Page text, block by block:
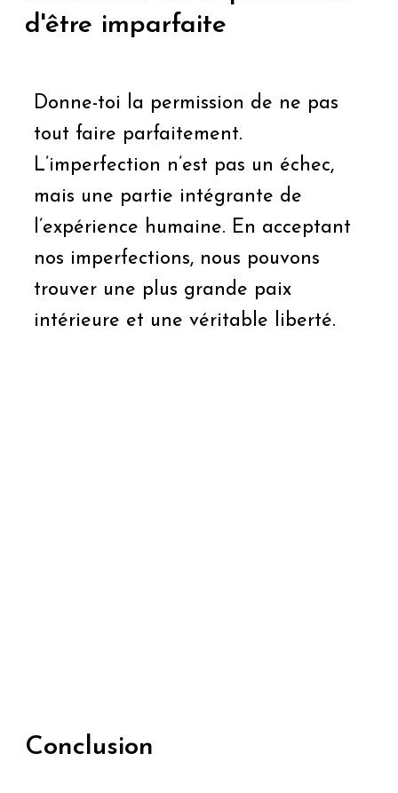
d'être imparfaite
Donne-toi la permission de ne pas
tout faire parfaitement.
L’imperfection n’est pas un échec,
mais une partie intégrante de
l’expérience humaine. En acceptant
nos imperfections, nous pouvons
trouver une plus grande paix
intérieure et une véritable liberté.
Conclusion